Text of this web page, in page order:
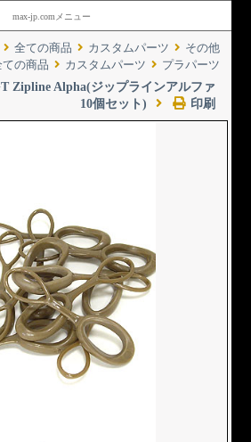
max-jp.comメニュー
全ての商品 カスタムパーツ
その他
ての商品
カスタムパーツ プラパーツ
Zipline Alpha(ジップラインアルファ
10個セット)
印刷